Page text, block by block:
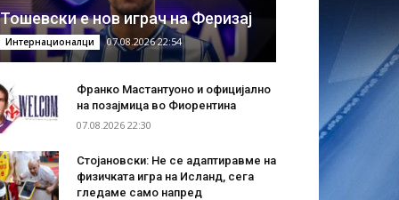
Тошевски е нов играч на Феризај
Интернационалци 07.08.2026 22:54
Франко Мастантуоно и официјално
на позајмица во Фиорентина
07.08.2026 22:30
Стојановски: Не се адаптиравме на
физичката игра на Исланд, сега
гледаме само напред